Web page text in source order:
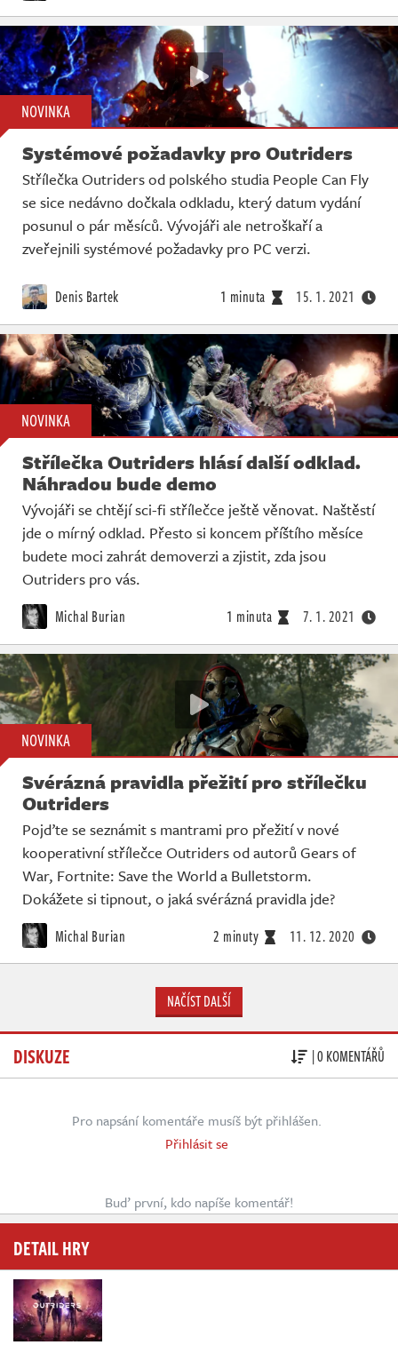
NOVINKA
Systémové požadavky pro Outriders
Střílečka Outriders od polského studia People Can Fly
se sice nedávno dočkala odkladu, který datum vydání
posunul o pár měsíců. Vývojáři ale netroškaří a
zveřejnili systémové požadavky pro PC verzi.
Denis Bartek 1 minuta 15. 1. 2021
NOVINKA
Střílečka Outriders hlásí další odklad.
Náhradou bude demo
Vývojáři se chtějí sci-fi střílečce ještě věnovat. Naštěstí
jde o mírný odklad. Přesto si koncem příštího měsíce
budete moci zahrát demoverzi a zjistit, zda jsou
Outriders pro vás.
Michal Burian 1 minuta 7. 1. 2021
NOVINKA
Svérázná pravidla přežití pro střílečku
Outriders
Pojďte se seznámit s mantrami pro přežití v nové
kooperativní střílečce Outriders od autorů Gears of
War, Fortnite: Save the World a Bulletstorm.
Dokážete si tipnout, o jaká svérázná pravidla jde?
Michal Burian 2 minuty 11. 12. 2020
NAČÍST DALŠÍ
DISKUZE | 0 KOMENTÁŘŮ
Pro napsání komentáře musíš být přihlášen.
Přihlásit se
Buď první, kdo napíše komentář!
DETAIL HRY